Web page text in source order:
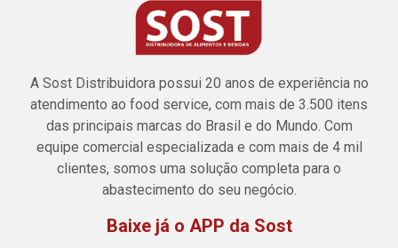
A Sost Distribuidora possui 20 anos de experiência no
atendimento ao food service, com mais de 3.500 itens
das principais marcas do Brasil e do Mundo. Com
equipe comercial especializada e com mais de 4 mil
clientes, somos uma solução completa para o
abastecimento do seu negócio.
Baixe já o APP da Sost